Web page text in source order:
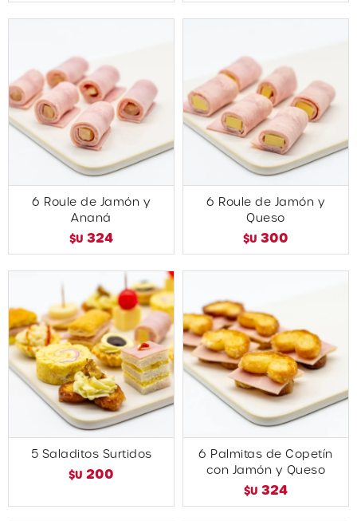
6 Roule de Jamón y
Ananá
$U 324
6 Roule de Jamón y
Queso
$U 300
5 Saladitos Surtidos
$U 200
6 Palmitas de Copetín
con Jamón y Queso
$U 324